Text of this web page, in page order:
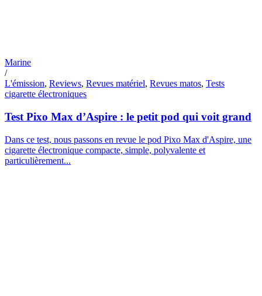
Marine
/
L'émission, Reviews, Revues matériel, Revues matos, Tests
cigarette électroniques
Test Pixo Max d’Aspire : le petit pod qui voit grand
Dans ce test, nous passons en revue le pod Pixo Max d'Aspire, une
cigarette électronique compacte, simple, polyvalente et
particulièrement...